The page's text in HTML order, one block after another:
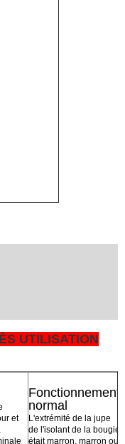
UTILISATION
et
Fonctionnement
normal
L'extrémité de la jupe
de l'isolant de la bougie
était marron, marron ou